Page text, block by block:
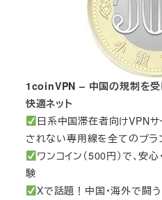
1coinVPN – 中国の規制を受
快適ネット
日系中国滞在者向けVPN
されない専用線を全てのプラ
ワンコイン（500円）で、安
験
Xで話題！中国・海外で闘